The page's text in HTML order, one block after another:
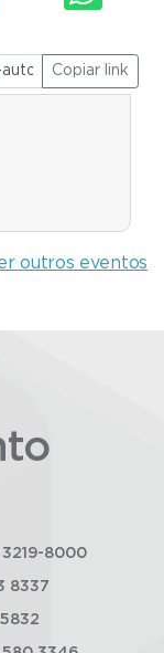
Copiar link
outros eventos
3219-8000
8337